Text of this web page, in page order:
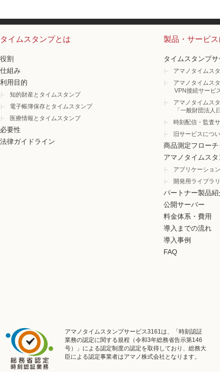
タイムスタンプとは
役割
仕組み
利用目的
知的財産とタイムスタンプ
電子帳簿保存とタイムスタンプ
医療情報とタイムスタンプ
必要性
法律ガイドライン
製品・サービ
タイムスタンプ
アマノタイムス
アマノタイムス
VPN接続サービ
アマノタイムス
「一般財団法人
時刻配信・監査
旧サービスにつ
商品測定フロー
アマノタイムス
アプリケーショ
開発用ライブラリ
パートナー製品紹
公開サーバー
料金体系・費用
導入までの流れ
導入事例
FAQ
アマノタイムスタンプサービス3161は、「時刻認証
業務の認定に関する規程（令和3年総務省告示第146
号）」による認定制度の認定を取得しており、総務大
臣による認定事業者はアマノ株式会社となります。